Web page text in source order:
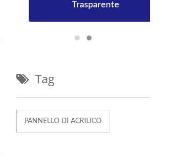
Trasparente
Tag
PANNELLO DI ACRILICO